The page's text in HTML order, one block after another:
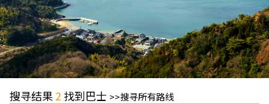
搜寻结果2 找到巴士 >>搜寻所有路线